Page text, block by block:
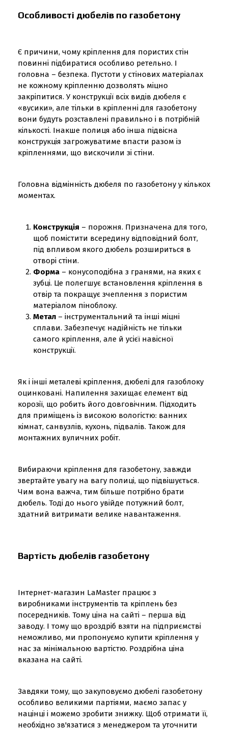
Особливості дюбелів по газобетону
Є причини, чому кріплення для пористих стін
повинні підбиратися особливо ретельно. І
головна – безпека. Пустоти у стінових матеріалах
не кожному кріпленню дозволять міцно
закріпитися. У конструкції всіх видів дюбеля є
«вусики», але тільки в кріпленні для газобетону
вони будуть розставлені правильно і в потрібній
кількості. Інакше полиця або інша підвісна
конструкція загрожуватиме впасти разом із
кріпленнями, що вискочили зі стіни.
Головна відмінність дюбеля по газобетону у кількох
моментах.
Конструкція – порожня. Призначена для того,
щоб помістити всередину відповідний болт,
під впливом якого дюбель розшириться в
отворі стіни.
Форма – конусоподібна з гранями, на яких є
зубці. Це полегшує встановлення кріплення в
отвір та покращує зчеплення з пористим
матеріалом піноблоку.
Метал – інструментальний та інші міцні
сплави. Забезпечує надійність не тільки
самого кріплення, але й усієї навісної
конструкції.
Як і інші металеві кріплення, дюбелі для газоблоку
оцинковані. Напилення захищає елемент від
корозії, що робить його довговічним. Підходить
для приміщень із високою вологістю: ванних
кімнат, санвузлів, кухонь, підвалів. Також для
монтажних вуличних робіт.
Вибираючи кріплення для газобетону, завжди
звертайте увагу на вагу полиці, що підвішується.
Чим вона важча, тим більше потрібно брати
дюбель. Тоді до нього увійде потужний болт,
здатний витримати велике навантаження.
Вартість дюбелів газобетону
Інтернет-магазин LaMaster працює з
виробниками інструментів та кріплень без
посередників. Тому ціна на сайті – перша від
заводу. І тому що вроздріб взяти на підприємстві
неможливо, ми пропонуємо купити кріплення у
нас за мінімальною вартістю. Роздрібна ціна
вказана на сайті.
Завдяки тому, що закуповуємо дюбелі газобетону
особливо великими партіями, маємо запас у
націнці і можемо зробити знижку. Щоб отримати її,
необхідно зв'язатися з менеджером та уточнити